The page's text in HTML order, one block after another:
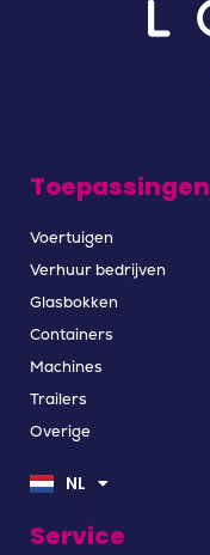
Toepassingen
Voertuigen
Verhuur bedrijven
Glasbokken
Containers
Machines
Trailers
Overige
NL
EN
FR
Service